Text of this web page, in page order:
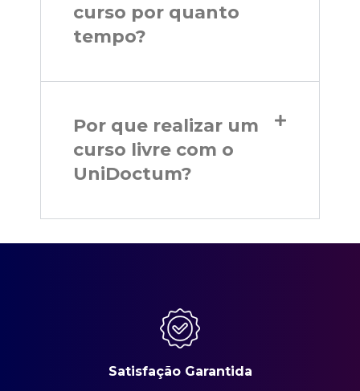
curso por quanto
tempo?
Por que realizar um
curso livre com o
UniDoctum?
Satisfação Garantida